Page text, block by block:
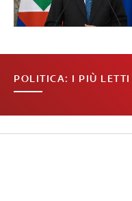
POLITICA: I PIÙ LETTI